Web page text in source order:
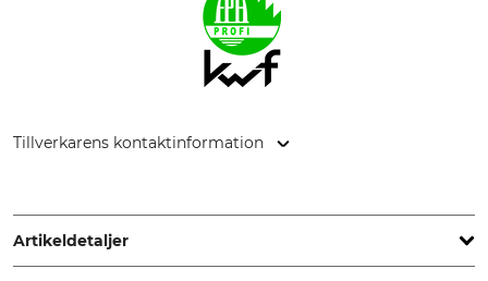
Tillverkarens kontaktinformation
France, www.bahco.com
Artikeldetaljer